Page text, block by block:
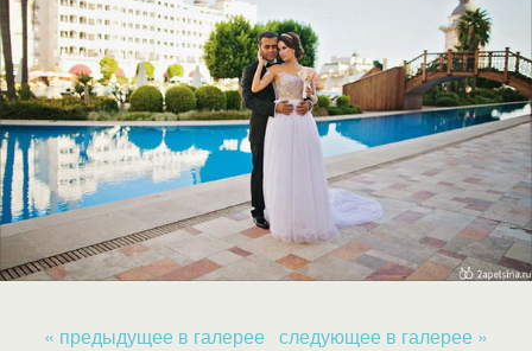
« предыдущее в галерее следующее в галерее »